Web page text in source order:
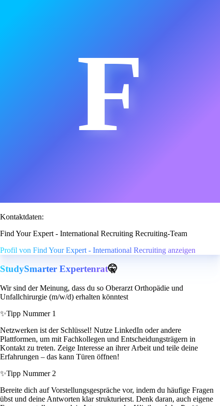
F
Kontaktdaten:
Find Your Expert - International Recruiting Recruiting-Team
Profil von Find Your Expert - International Recruiting anzeigen
StudySmarter Expertenrat🤫
Wir sind der Meinung, dass du so Oberarzt Orthopädie und
Unfallchirurgie (m/w/d) erhalten könntest
✨Tipp Nummer 1
Netzwerken ist der Schlüssel! Nutze LinkedIn oder andere
Plattformen, um mit Fachkollegen und Entscheidungsträgern in
Kontakt zu treten. Zeige Interesse an ihrer Arbeit und teile deine
Erfahrungen – das kann Türen öffnen!
✨Tipp Nummer 2
Bereite dich auf Vorstellungsgespräche vor, indem du häufige Fragen
übst und deine Antworten klar strukturierst. Denk daran, auch eigene